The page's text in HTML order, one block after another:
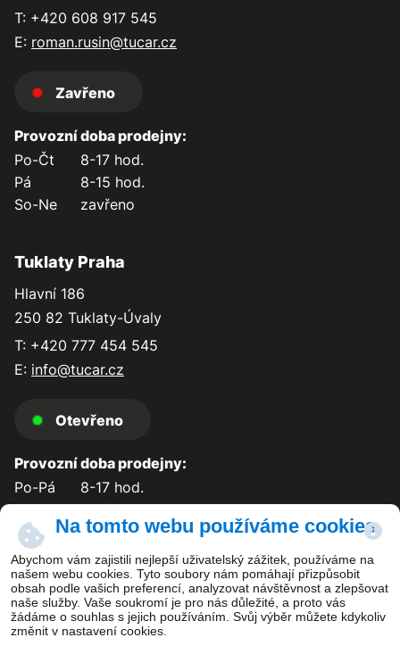
Na tomto webu používáme cookies
Abychom vám zajistili nejlepší uživatelský zážitek, používáme na
našem webu cookies. Tyto soubory nám pomáhají přizpůsobit
obsah podle vašich preferencí, analyzovat návštěvnost a zlepšovat
naše služby. Vaše soukromí je pro nás důležité, a proto vás
žádáme o souhlas s jejich používáním. Svůj výběr můžete kdykoliv
změnit v nastavení cookies.
T: +420 608 917 545
E: roman.rusin@tucar.cz
Zavřeno
Provozní doba prodejny:
Po-Čt
8-17 hod.
Pá
8-15 hod.
So-Ne
zavřeno
Tuklaty Praha
Hlavní 186
250 82 Tuklaty-Úvaly
T: +420 777 454 545
E: info@tucar.cz
Otevřeno
Provozní doba prodejny:
Po-Pá
8-17 hod.
So-Ne
zavřeno
Kontakt